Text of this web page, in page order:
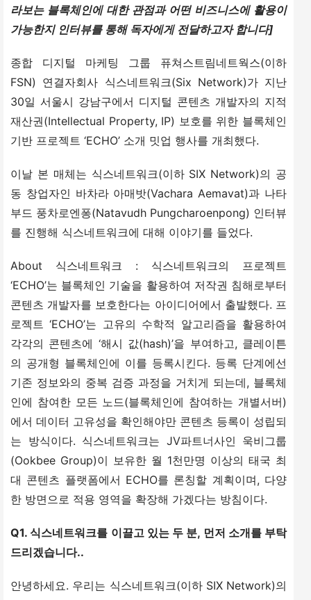
라보는 블록체인에 대한 관점과 어떤 비즈니스에 활용이
가능한지 인터뷰를 통해 독자에게 전달하고자 합니다]
종합 디지털 마케팅 그룹 퓨쳐스트림네트웍스(이하
FSN) 연결자회사 식스네트워크(Six Network)가 지난
30일 서울시 강남구에서 디지털 콘텐츠 개발자의 지적
재산권(Intellectual Property, IP) 보호를 위한 블록체인
기반 프로젝트 ‘ECHO’ 소개 밋업 행사를 개최했다.
이날 본 매체는 식스네트워크(이하 SIX Network)의 공
동 창업자인 바차라 아매밧(Vachara Aemavat)과 나타
부드 풍차로엔퐁(Natavudh Pungcharoenpong) 인터뷰
를 진행해 식스네트워크에 대해 이야기를 들었다.
About 식스네트워크 : 식스네트워크의 프로젝트
‘ECHO’는 블록체인 기술을 활용하여 저작권 침해로부터
콘텐츠 개발자를 보호한다는 아이디어에서 출발했다. 프
로젝트 ‘ECHO’는 고유의 수학적 알고리즘을 활용하여
각각의 콘텐츠에 ‘해시 값(hash)’을 부여하고, 클레이튼
의 공개형 블록체인에 이를 등록시킨다. 등록 단계에선
기존 정보와의 중복 검증 과정을 거치게 되는데, 블록체
인에 참여한 모든 노드(블록체인에 참여하는 개별서버)
에서 데이터 고유성을 확인해야만 콘텐츠 등록이 성립되
는 방식이다. 식스네트워크는 JV파트너사인 욱비그룹
(Ookbee Group)이 보유한 월 1천만명 이상의 태국 최
대 콘텐츠 플랫폼에서 ECHO를 론칭할 계획이며, 다양
한 방면으로 적용 영역을 확장해 가겠다는 방침이다.
Q1. 식스네트워크를 이끌고 있는 두 분, 먼저 소개를 부탁
드리겠습니다..
안녕하세요. 우리는 식스네트워크(이하 SIX Network)의